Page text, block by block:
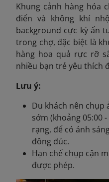
Khung cảnh hàng hóa
điển và không khí
background cực kỳ ấn
trong chợ, đặc biệt là
hàng hoa quả rực rỡ
nhiều bạn trẻ yêu thích
Lưu ý:
Du khách nên chụp
sớm (khoảng 05:00
rạng, để có ánh
đông đúc.
Hạn chế chụp cận
được phép.